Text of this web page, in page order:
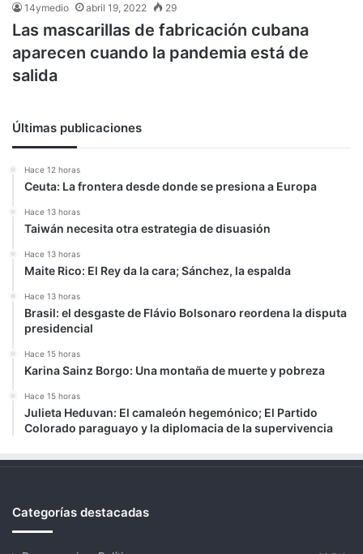
14ymedio abril 19, 2022 29
Las mascarillas de fabricación cubana
aparecen cuando la pandemia está de
salida
Últimas publicaciones
Hace 12 horas
Ceuta: La frontera desde donde se presiona a Europa
Hace 13 horas
Taiwán necesita otra estrategia de disuasión
Hace 13 horas
Maite Rico: El Rey da la cara; Sánchez, la espalda
Hace 13 horas
Brasil: el desgaste de Flávio Bolsonaro reordena la disputa
presidencial
Hace 15 horas
Karina Sainz Borgo: Una montaña de muerte y pobreza
Hace 15 horas
Julieta Heduvan: El camaleón hegemónico; El Partido
Colorado paraguayo y la diplomacia de la supervivencia
Categorías destacadas